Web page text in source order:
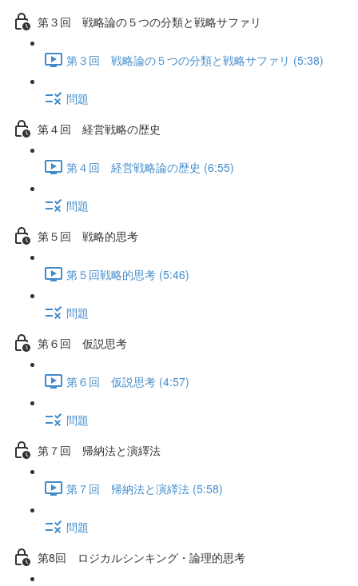
第３回 戦略論の５つの分類と戦略サファリ
第３回 戦略論の５つの分類と戦略サファリ (5:38)
問題
第４回 経営戦略の歴史
第４回 経営戦略論の歴史 (6:55)
問題
第５回 戦略的思考
第５回戦略的思考 (5:46)
問題
第６回 仮説思考
第６回 仮説思考 (4:57)
問題
第７回 帰納法と演繹法
第７回 帰納法と演繹法 (5:58)
問題
第8回 ロジカルシンキング・論理的思考